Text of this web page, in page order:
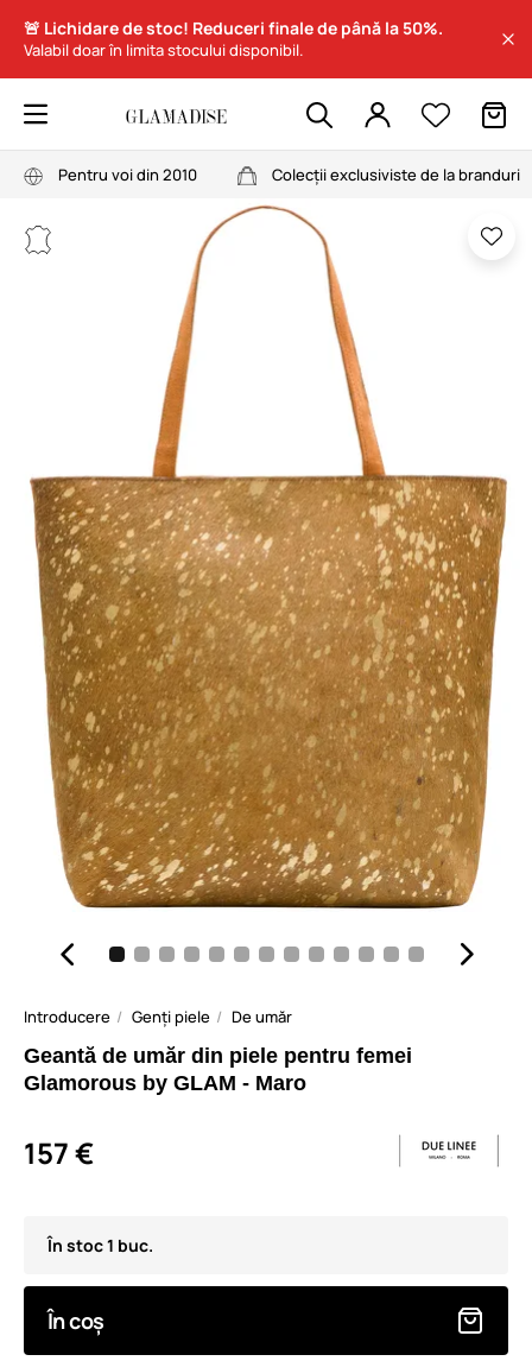
🚨 Lichidare de stoc! Reduceri finale de până la 50%.
Valabil doar în limita stocului disponibil.
Pentru voi din 2010 Colecții exclusiviste de la branduri
Introducere Genți piele De umăr
Geantă de umăr din piele pentru femei
Glamorous by GLAM - Maro
157 €
În stoc 1 buc.
În coș